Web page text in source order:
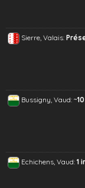
Sierre, Valais:
Bussigny, Vaud: ~
Echichens, Vaud: 1